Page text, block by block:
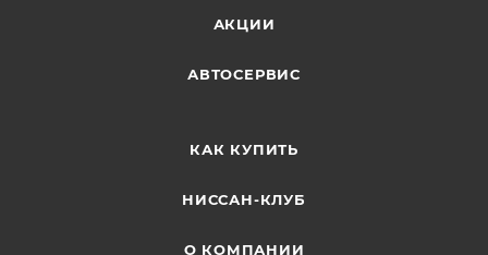
АКЦИИ
АВТОСЕРВИС
КАК КУПИТЬ
НИССАН-КЛУБ
О КОМПАНИИ